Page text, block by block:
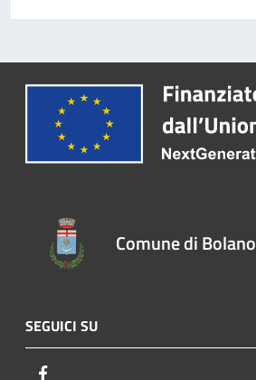
Comune di Bolano
SEGUICI SU